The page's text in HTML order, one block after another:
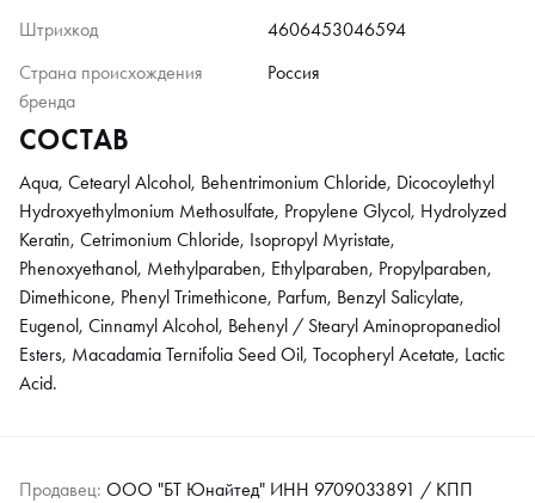
Штрихкод
4606453046594
Страна происхождения
бренда
Россия
СОСТАВ
Aqua, Cetearyl Alcohol, Behentrimonium Chloride, Dicocoylethyl
Hydroxyethylmonium Methosulfate, Propylene Glycol, Hydrolyzed
Keratin, Cetrimonium Chloride, Isopropyl Myristate,
Phenoxyethanol, Methylparaben, Ethylparaben, Propylparaben,
Dimethiconе, Phenyl Trimethicone, Parfum, Benzyl Salicylate,
Eugenol, Cinnamyl Alcohol, Behenyl / Stearyl Aminopropanediol
Esters, Macadamia Ternifolia Seed Oil, Tocopheryl Acetate, Lactic
Acid.
Продавец: ООО "БТ Юнайтед" ИНН 9709033891 / КПП